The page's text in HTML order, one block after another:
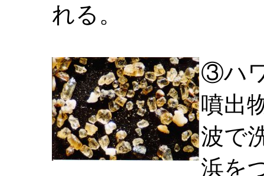
れる。
③ハ
噴出
波で
浜を